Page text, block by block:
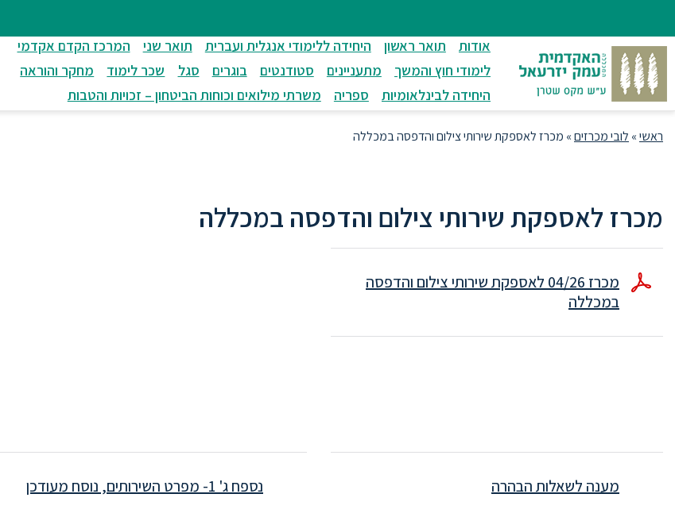
מרכזי
אודות תואר ראשון היחידה ללימודי אנגלית ועברית תואר שני
המרכז הקדם אקדמי
לימודי חוץ והמשך
מתעניינים סטודנטים בוגרים סגל שכר לימוד
מחקר והוראה
היחידה לבינלאומיות
ספריה משרתי מילואים וכוחות הביטחון – זכויות והטבות
ראשי» לובי מכרזים» מכרז לאספקת שירותי צילום והדפסה במכללה
מכרז לאספקת שירותי צילום והדפסה במכללה
מכרז 04/26 לאספקת שירותי צילום והדפסה
במכללה
מענה לשאלות הבהרה נספח ג' 1- מפרט השירותים, נוסח מעודכן